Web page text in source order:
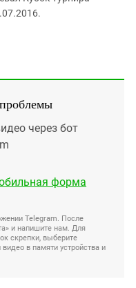
через бот
форма
Telegram. После
и напишите нам. Для
скрепки, выберите
в памяти устройства и